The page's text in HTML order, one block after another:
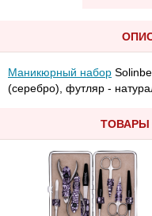
Маникюрный набор
(серебро), футляр -
ТОВАРЫ